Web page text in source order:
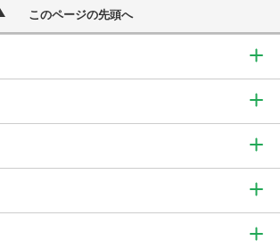
このページの先頭へ